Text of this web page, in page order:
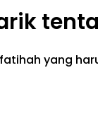
yang